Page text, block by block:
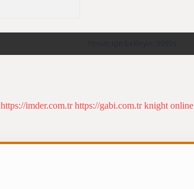
https://imder.com.tr https://gabi.com.tr knight online